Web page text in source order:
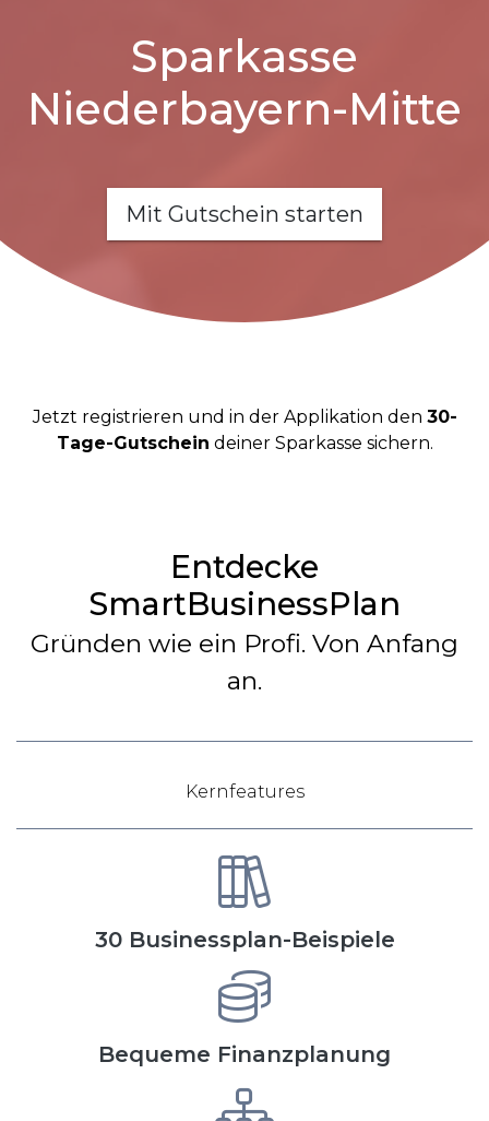
Sparkasse
Niederbayern-Mitte
Mit Gutschein starten
Jetzt registrieren und in der Applikation den 30-
Tage-Gutschein deiner Sparkasse sichern.
Entdecke
SmartBusinessPlan
Gründen wie ein Profi. Von Anfang
an.
Kernfeatures
30 Businessplan-Beispiele
Bequeme Finanzplanung